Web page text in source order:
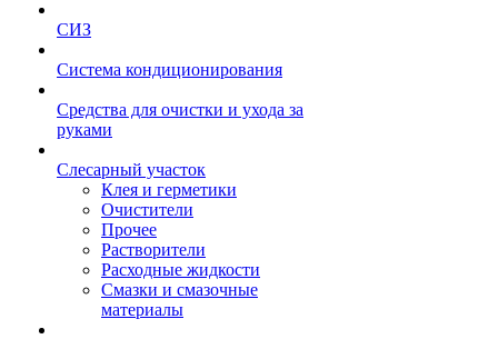
СИЗ
Система кондиционирования
Средства для очистки и ухода за
руками
Слесарный участок
Клея и герметики
Очистители
Прочее
Растворители
Расходные жидкости
Смазки и смазочные
материалы